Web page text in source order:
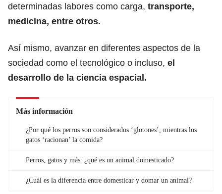
determinadas labores como carga, transporte,
medicina, entre otros.
Así mismo, avanzar en diferentes aspectos de la
sociedad como el tecnológico o incluso, el
desarrollo de la ciencia espacial.
Más información
¿Por qué los perros son considerados ‘glotones’, mientras los
gatos ‘racionan’ la comida?
Perros, gatos y más: ¿qué es un animal domesticado?
¿Cuál es la diferencia entre domesticar y domar un animal?